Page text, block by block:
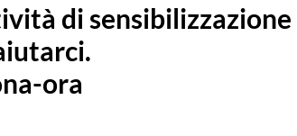
di sensibilizzazione